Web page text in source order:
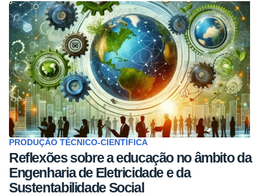
PRODUÇÃO TÉCNICO-CIENTÍFICA
Reflexões sobre a educação no âmbito da
Engenharia de Eletricidade e da
Sustentabilidade Social